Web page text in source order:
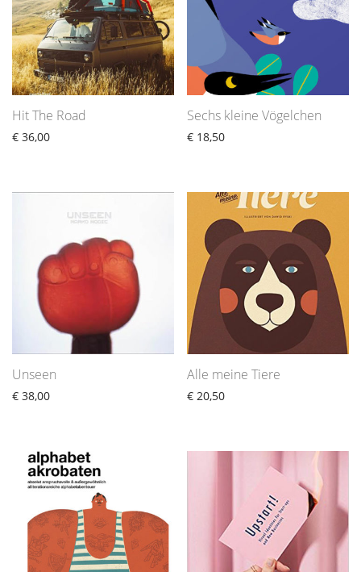
Hit The Road
€ 36,00
Sechs kleine Vögelchen
€ 18,50
Unseen
€ 38,00
Alle meine Tiere
€ 20,50